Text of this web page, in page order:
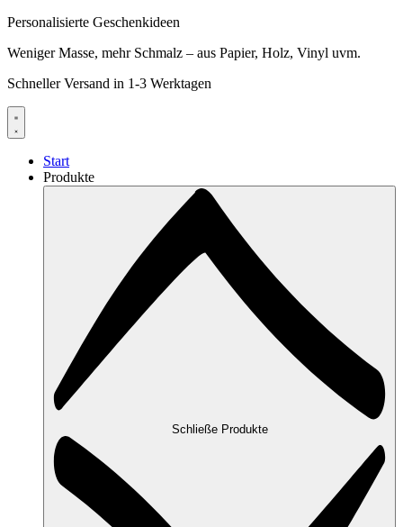
Personalisierte Geschenkideen
Weniger Masse, mehr Schmalz – aus Papier, Holz, Vinyl uvm.
Schneller Versand in 1-3 Werktagen
Start
Produkte
Schließe Produkte